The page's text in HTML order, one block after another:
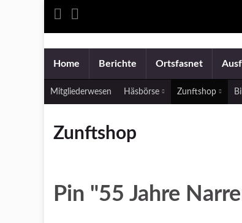
Home Berichte Ortsfasnet
Mitgliederwesen Häsbörse Zunftshop
Zunftshop
Pin "55 Jahre